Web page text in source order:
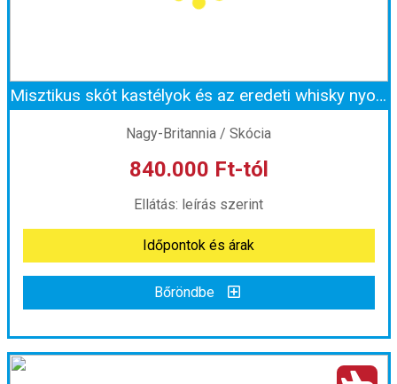
Kétágyas (két különálló ágyas) szoba
Időpont: 2026-09-01 | 7 éj
már 815.000 Ft-tól
Időpontok és árak
Bőröndbe
Misztikus skót kastélyok és az eredeti whisky nyomában ***
Nagy-Britannia / Skócia
840.000 Ft-tól
Ellátás: leírás szerint
Időpontok és árak
Bőröndbe
Misztikus skót kastélyok és az eredeti whisky nyomában ***